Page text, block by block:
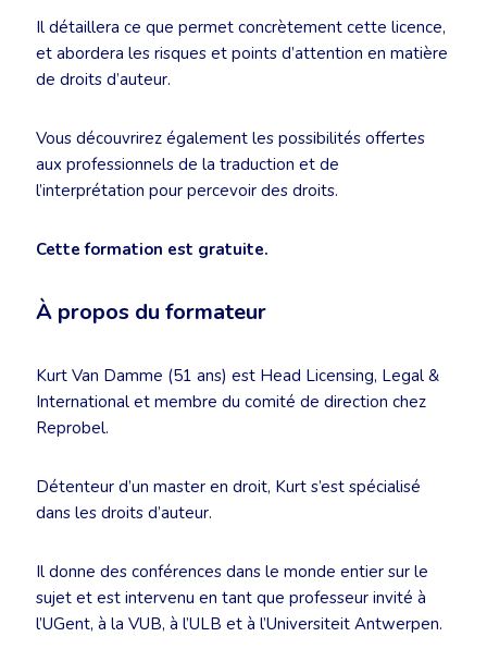
Il détaillera ce que permet concrètement cette licence,
et abordera les risques et points d’attention en matière
de droits d’auteur.
Vous découvrirez également les possibilités offertes
aux professionnels de la traduction et de
l’interprétation pour percevoir des droits.
Cette formation est gratuite.
À propos du formateur
Kurt Van Damme (51 ans) est Head Licensing, Legal &
International et membre du comité de direction chez
Reprobel.
Détenteur d’un master en droit, Kurt s’est spécialisé
dans les droits d’auteur.
Il donne des conférences dans le monde entier sur le
sujet et est intervenu en tant que professeur invité à
l’UGent, à la VUB, à l’ULB et à l’Universiteit Antwerpen.